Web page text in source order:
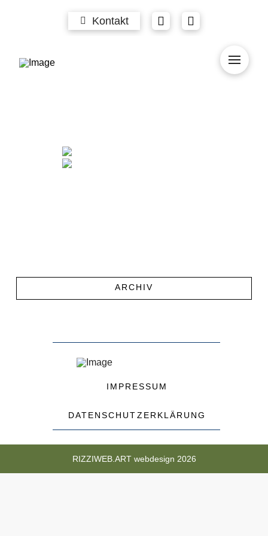
Kontakt
ARCHIV
IMPRESSUM
DATENSCHUTZERKLÄRUNG
RIZZIWEB.ART webdesign 2026